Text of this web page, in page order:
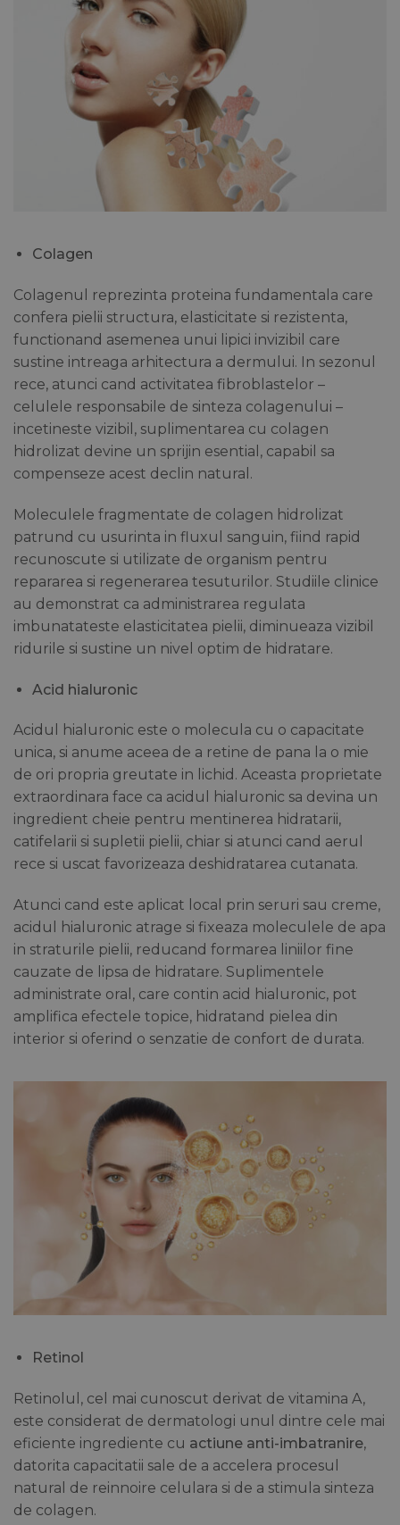
Colagen
Colagenul reprezinta proteina fundamentala care
confera pielii structura, elasticitate si rezistenta,
functionand asemenea unui lipici invizibil care
sustine intreaga arhitectura a dermului. In sezonul
rece, atunci cand activitatea fibroblastelor –
celulele responsabile de sinteza colagenului –
incetineste vizibil, suplimentarea cu colagen
hidrolizat devine un sprijin esential, capabil sa
compenseze acest declin natural.
Moleculele fragmentate de colagen hidrolizat
patrund cu usurinta in fluxul sanguin, fiind rapid
recunoscute si utilizate de organism pentru
repararea si regenerarea tesuturilor. Studiile clinice
au demonstrat ca administrarea regulata
imbunatateste elasticitatea pielii, diminueaza vizibil
ridurile si sustine un nivel optim de hidratare.
Acid hialuronic
Acidul hialuronic este o molecula cu o capacitate
unica, si anume aceea de a retine de pana la o mie
de ori propria greutate in lichid. Aceasta proprietate
extraordinara face ca acidul hialuronic sa devina un
ingredient cheie pentru mentinerea hidratarii,
catifelarii si supletii pielii, chiar si atunci cand aerul
rece si uscat favorizeaza deshidratarea cutanata.
Atunci cand este aplicat local prin seruri sau creme,
acidul hialuronic atrage si fixeaza moleculele de apa
in straturile pielii, reducand formarea liniilor fine
cauzate de lipsa de hidratare. Suplimentele
administrate oral, care contin acid hialuronic, pot
amplifica efectele topice, hidratand pielea din
interior si oferind o senzatie de confort de durata.
Retinol
Retinolul, cel mai cunoscut derivat de vitamina A,
este considerat de dermatologi unul dintre cele mai
eficiente ingrediente cu actiune anti-imbatranire,
datorita capacitatii sale de a accelera procesul
natural de reinnoire celulara si de a stimula sinteza
de colagen.